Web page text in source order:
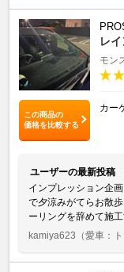
この商品の
価格を比較する
レ
モン
カー
ユーザーの最新投稿
インプレッション企
で夕涼みがてらお散
ーリングを辞めて施
kamiya623 （愛車：